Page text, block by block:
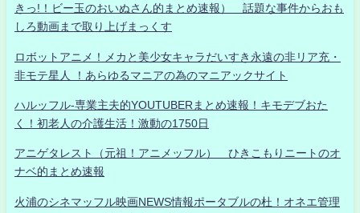
きっ!！ビー玉のおいぬさん的まとめ速報） 話題な事件からおも
しろ動画まで取り上げまっくす
ロボットアニメ！メカと美少女キャラだいすき永遠の非リア充・
非モテ星人 ！あらゆるマニアの為のマニアックサイト
ハルッフル-専業主夫的YOUTUBERまとめ速報！キモデブおた
く！初老人の介護生活！激動の1750日
アニゲタレスト（元祖！アニメッフル） ひきこもりニートのオ
ナベ的まとめ速報
火浦のシネマッフル映画NEWS情報ポータブルの杜！オネエ管理